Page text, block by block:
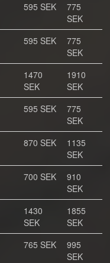
595 SEK
775
SEK
595 SEK
775
SEK
1470
SEK
1910
SEK
595 SEK
775
SEK
870 SEK
1135
SEK
700 SEK
910
SEK
1430
SEK
1855
SEK
765 SEK
995
SEK